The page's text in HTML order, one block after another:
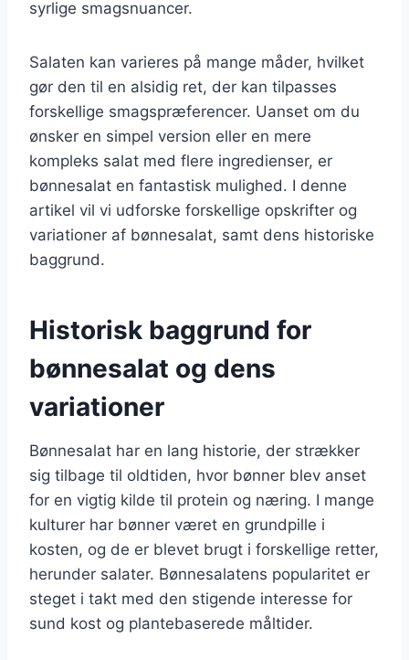
syrlige smagsnuancer.
Salaten kan varieres på mange måder, hvilket
gør den til en alsidig ret, der kan tilpasses
forskellige smagspræferencer. Uanset om du
ønsker en simpel version eller en mere
kompleks salat med flere ingredienser, er
bønnesalat en fantastisk mulighed. I denne
artikel vil vi udforske forskellige opskrifter og
variationer af bønnesalat, samt dens historiske
baggrund.
Historisk baggrund for
bønnesalat og dens
variationer
Bønnesalat har en lang historie, der strækker
sig tilbage til oldtiden, hvor bønner blev anset
for en vigtig kilde til protein og næring. I mange
kulturer har bønner været en grundpille i
kosten, og de er blevet brugt i forskellige retter,
herunder salater. Bønnesalatens popularitet er
steget i takt med den stigende interesse for
sund kost og plantebaserede måltider.